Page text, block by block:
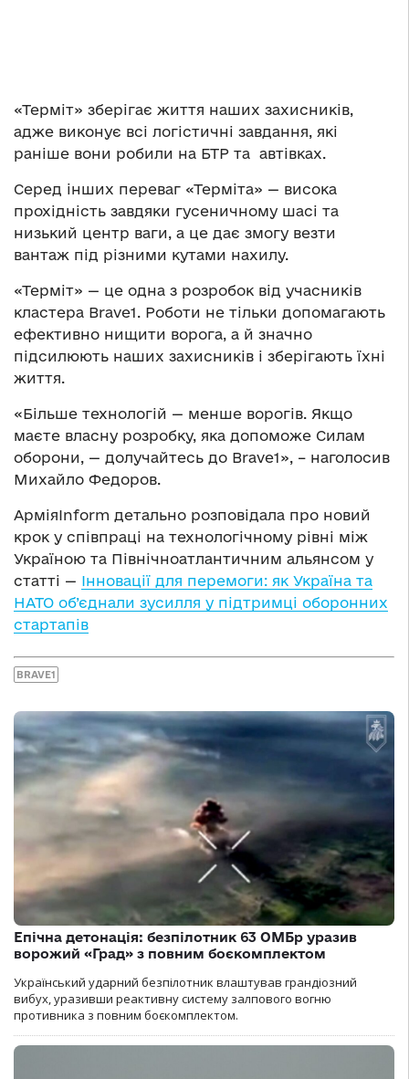
«Терміт» зберігає життя наших захисників,
адже виконує всі логістичні завдання, які
раніше вони робили на БТР та автівках.
Серед інших переваг «Терміта» — висока
прохідність завдяки гусеничному шасі та
низький центр ваги, а це дає змогу везти
вантаж під різними кутами нахилу.
«Терміт» — це одна з розробок від учасників
кластера Brave1. Роботи не тільки допомагають
ефективно нищити ворога, а й значно
підсилюють наших захисників і зберігають їхні
життя.
«Більше технологій — менше ворогів. Якщо
маєте власну розробку, яка допоможе Силам
оборони, — долучайтесь до Brave1», – наголосив
Михайло Федоров.
АрміяInform детально розповідала про новий
крок у співпраці на технологічному рівні між
Україною та Північноатлантичним альянсом у
статті — Інновації для перемоги: як Україна та
НАТО об’єднали зусилля у підтримці оборонних
стартапів
BRAVE1
Епічна детонація: безпілотник 63 ОМБр уразив
ворожий «Град» з повним боєкомплектом
Український ударний безпілотник влаштував грандіозний
вибух, уразивши реактивну систему залпового вогню
противника з повним боєкомплектом.